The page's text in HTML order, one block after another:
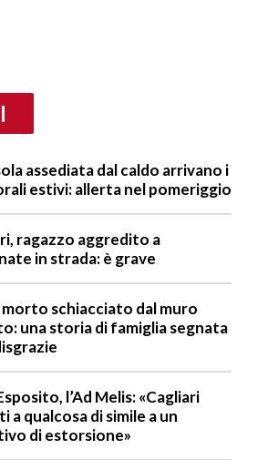
assediata dal caldo arrivano i
estivi: allerta nel pomeriggio
ragazzo aggredito a
in strada: è grave
schiacciato dal muro
una storia di famiglia segnata
l’Ad Melis: «Cagliari
a qualcosa di simile a un
di estorsione»